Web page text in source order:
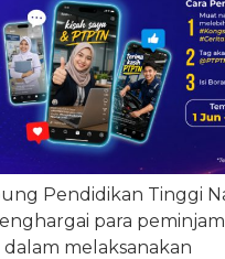
Pendidikan Tinggi
para
melaksanakan